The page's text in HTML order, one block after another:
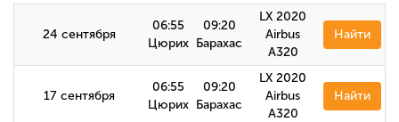
24 сентября
06:55
Цюрих
09:20
Барахас
LX 2020
Airbus
A320
Найти
17 сентября
06:55
Цюрих
09:20
Барахас
LX 2020
Airbus
А320
Найти